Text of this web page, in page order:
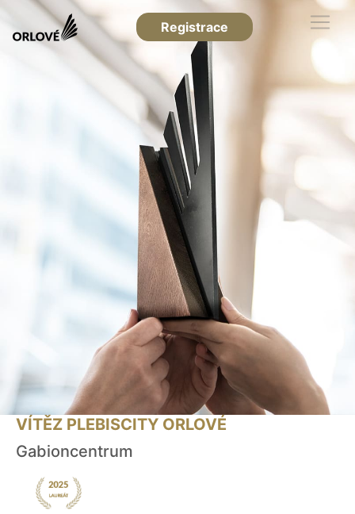
Registrace
VÍTĚZ PLEBISCITY ORLOVÉ
Gabioncentrum